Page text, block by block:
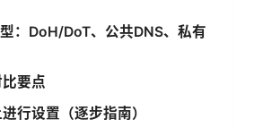
：DoH/DoT、公共DNS、私有
要点
行设置（逐步指南）